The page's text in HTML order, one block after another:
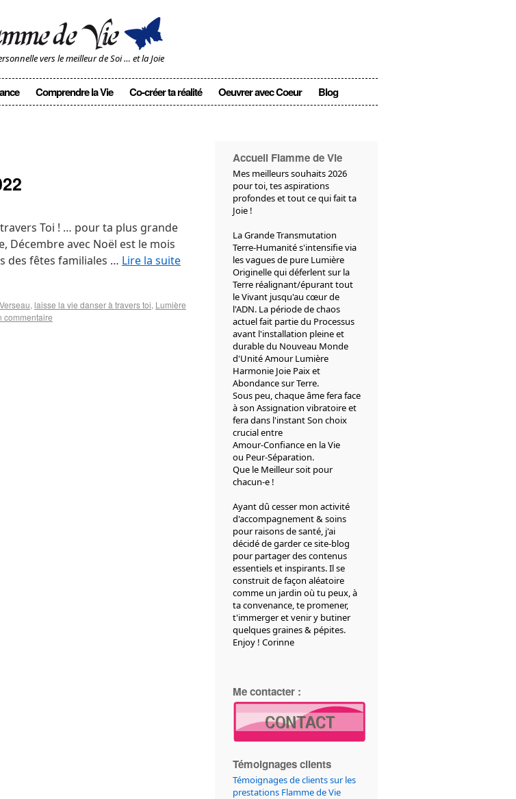
vers le meilleur de Soi … et la Joie
Comprendre la Vie Co-créer ta réalité Oeuvrer avec Coeur Blog
Toi ! … pour ta plus grande
Décembre avec Noël est le mois
des fêtes familiales … Lire la suite
, laisse la vie danser à travers toi, Lumière
commentaire
Accueil Flamme de Vie
Mes meilleurs souhaits 2026
pour toi, tes aspirations
profondes et tout ce qui fait ta
Joie !
La Grande Transmutation
Terre-Humanité s'intensifie via
les vagues de pure Lumière
Originelle qui déferlent sur la
Terre réalignant/épurant tout
le Vivant jusqu'au cœur de
l'ADN. La période de chaos
actuel fait partie du Processus
avant l'installation pleine et
durable du Nouveau Monde
d'Unité Amour Lumière
Harmonie Joie Paix et
Abondance sur Terre.
Sous peu, chaque âme fera face
à son Assignation vibratoire et
fera dans l'instant Son choix
crucial entre
Amour-Confiance en la Vie
ou Peur-Séparation.
Que le Meilleur soit pour
chacun-e !
Ayant dû cesser mon activité
d'accompagnement & soins
pour raisons de santé, j'ai
décidé de garder ce site-blog
pour partager des contenus
essentiels et inspirants. Il se
construit de façon aléatoire
comme un jardin où tu peux, à
ta convenance, te promener,
t'immerger et venir y butiner
quelques graines & pépites.
Enjoy ! Corinne
Me contacter :
Témoignages clients
Témoignages de clients sur les
prestations Flamme de Vie